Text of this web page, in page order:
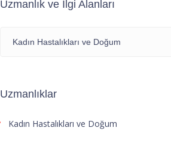
Uzmanlık ve İlgi Alanları
Kadın Hastalıkları ve Doğum
Uzmanlıklar
Kadın Hastalıkları ve Doğum